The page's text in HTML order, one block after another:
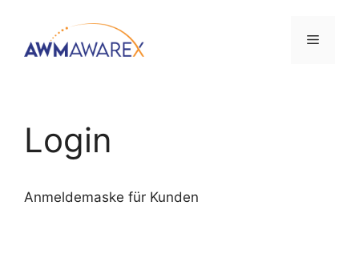
Login
Anmeldemaske für Kunden